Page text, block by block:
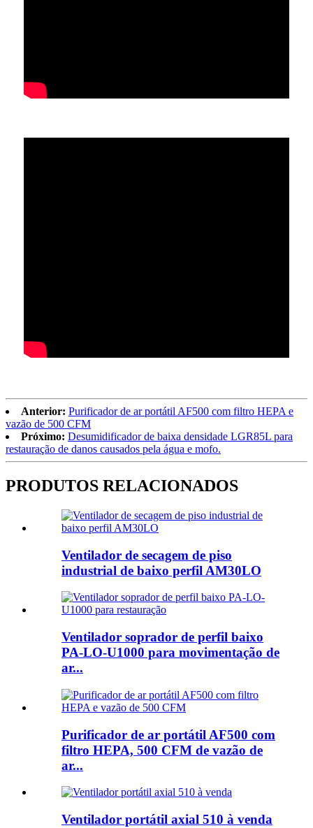
Anterior: Purificador de ar portátil AF500 com filtro HEPA e
vazão de 500 CFM
Próximo: Desumidificador de baixa densidade LGR85L para
restauração de danos causados ​​pela água e mofo.
PRODUTOS RELACIONADOS
Ventilador de secagem de piso
industrial de baixo perfil AM30LO
Ventilador soprador de perfil baixo
PA-LO-U1000 para movimentação de
ar...
Purificador de ar portátil AF500 com
filtro HEPA, 500 CFM de vazão de
ar...
Ventilador portátil axial 510 à venda